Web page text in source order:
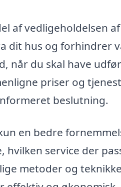
af vedligeholdelsen
dit hus og forhindrer
når du skal have
priser og
beslutning.
en bedre
hvilken service der
metoder og